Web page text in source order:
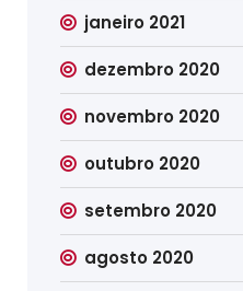
janeiro 2021
dezembro 2020
novembro 2020
outubro 2020
setembro 2020
agosto 2020